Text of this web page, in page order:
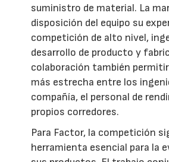
suministro de material. La
disposición del equipo su
competición de alto nivel,
desarrollo de producto y
colaboración también
más estrecha entre los
compañía, el personal de
propios corredores.
Para Factor, la competición
herramienta esencial para la